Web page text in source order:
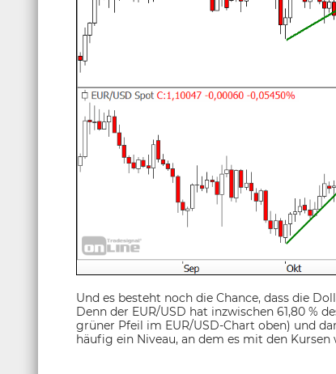
Und es besteht noch die Chance, dass die
Denn der EUR/USD hat inzwischen 61,80 %
grüner Pfeil im EUR/USD-Chart oben) und
häufig ein Niveau, an dem es mit den